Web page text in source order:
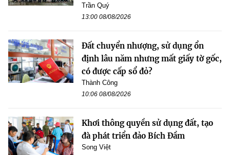
Trần Quý
13:00 08/08/2026
Đất chuyển nhượng, sử dụng ổn
định lâu năm nhưng mất giấy tờ gốc,
có được cấp sổ đỏ?
Thành Công
10:06 08/08/2026
Khơi thông quyền sử dụng đất, tạo
đà phát triển đảo Bích Đầm
Song Việt